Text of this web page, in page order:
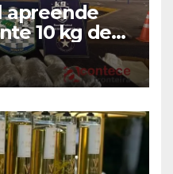
apreende
10 kg de
ao